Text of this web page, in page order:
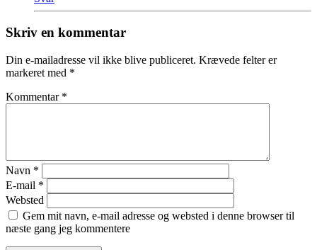
Skriv en kommentar
Din e-mailadresse vil ikke blive publiceret. Krævede felter er
markeret med *
Kommentar *
Navn *
E-mail *
Websted
Gem mit navn, e-mail adresse og websted i denne browser til
næste gang jeg kommentere